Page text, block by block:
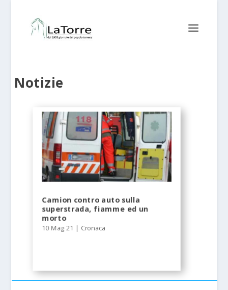
Notizie
Camion contro auto sulla
superstrada, fiamme ed un
morto
10 Mag 21 | Cronaca